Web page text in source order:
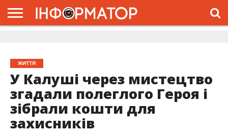
ЖИТТЯ
У Калуші через мистецтво
згадали полеглого Героя і
зібрали кошти для
захисників